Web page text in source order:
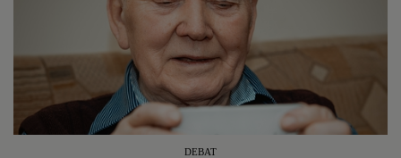
DEBAT